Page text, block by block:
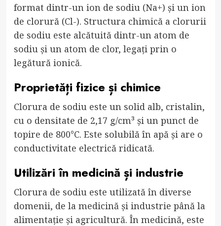
format dintr-un ion de sodiu (Na+) și un ion
de clorură (Cl-). Structura chimică a clorurii
de sodiu este alcătuită dintr-un atom de
sodiu și un atom de clor, legați prin o
legătură ionică.
Proprietăți fizice și chimice
Clorura de sodiu este un solid alb, cristalin,
cu o densitate de 2,17 g/cm³ și un punct de
topire de 800°C. Este solubilă în apă și are o
conductivitate electrică ridicată.
Utilizări în medicină și industrie
Clorura de sodiu este utilizată în diverse
domenii, de la medicină și industrie până la
alimentație și agricultură. În medicină, este